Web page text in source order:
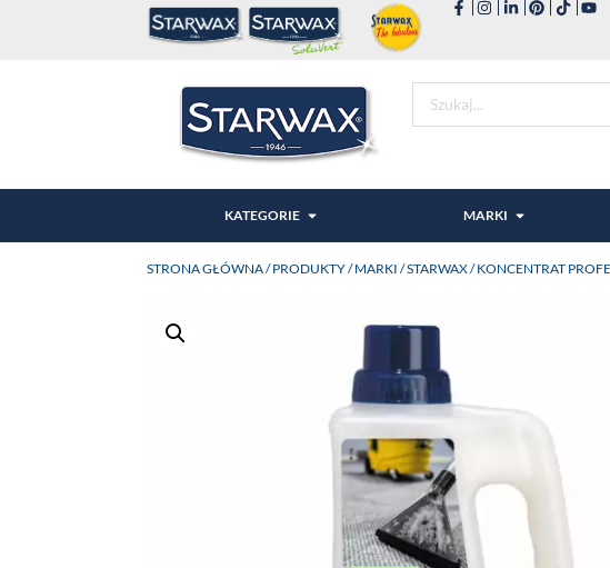
KATEGORIE MARKI
STRONA GŁÓWNA/PRODUKTY/MARKI /STARWAX/ KONCENTRAT